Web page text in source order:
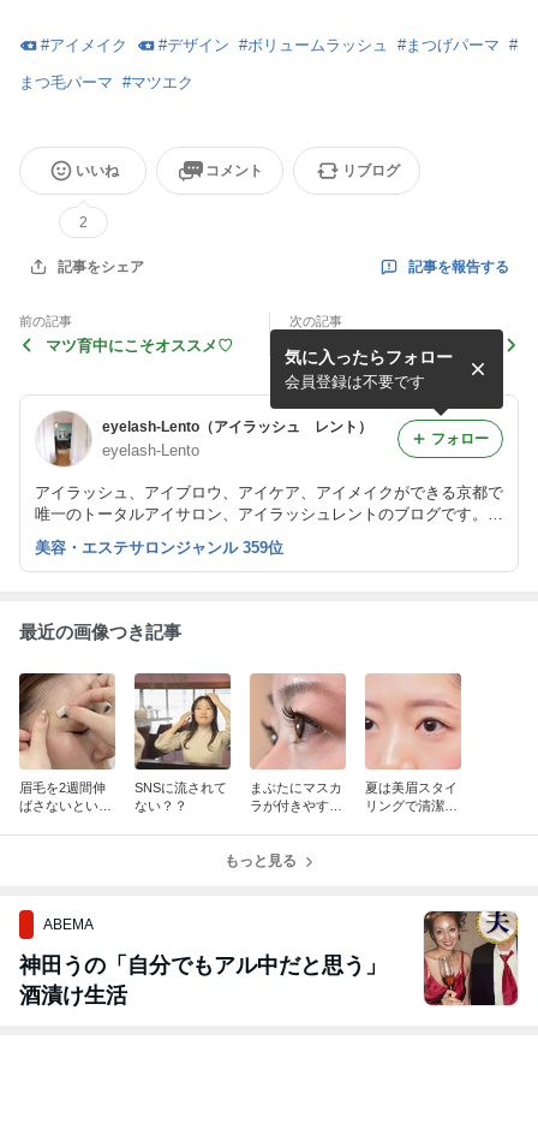
#アイメイク #デザイン #ボリュームラッシュ #まつげパーマ #
まつ毛パーマ #マツエク
いいね
2
コメント リブログ
記事をシェア 記事を報告する
前の記事
マツ育中にこそオススメ♡
次の記事
悩みが多い方は断然マツエ
ク！！
eyelash-Lento（アイラッシュ レント）
eyelash-Lento
アイラッシュ、アイブロウ、アイケア、アイメイクができる京都で
唯一のトータルアイサロン、アイラッシュレントのブログです。
ナチュラルなまつエクを得意とし、大人綺麗を提案しています。
また、まつげエクステスクールも開講しています。
気に入ったらフォロー
会員登録は不要です
フォロー
美容・エステサロンジャンル 359位
最近の画像つき記事
眉毛を2週間伸
ばさないといけ
SNSに流されて
ない？？
まぶたにマスカ
ラが付きやすい
夏は美眉スタイ
リングで清潔感
もっと見る
ABEMA
神田うの「自分でもアル中だと思う」
酒漬け生活